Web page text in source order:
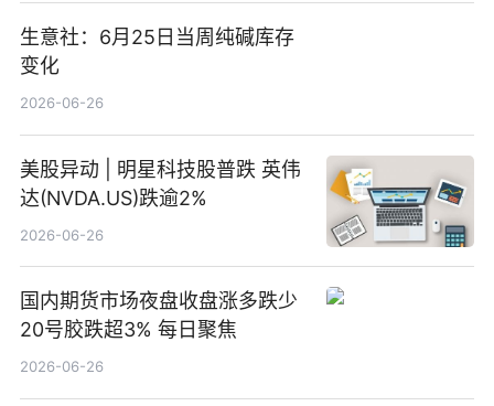
生意社：6月25日当周纯碱库存
变化
2026-06-26
美股异动 | 明星科技股普跌 英伟
达(NVDA.US)跌逾2%
2026-06-26
国内期货市场夜盘收盘涨多跌少
20号胶跌超3% 每日聚焦
2026-06-26